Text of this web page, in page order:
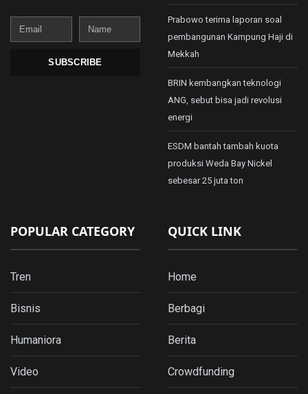
Email
Name
SUBSCRIBE
Prabowo terima laporan soal
pembangunan Kampung Haji di
Mekkah
BRIN kembangkan teknologi
ANG, sebut bisa jadi revolusi
energi
ESDM bantah tambah kuota
produksi Weda Bay Nickel
sebesar 25 juta ton
POPULAR CATEGORY
Tren
Bisnis
Humaniora
Video
QUICK LINK
Home
Berbagi
Berita
Crowdfunding